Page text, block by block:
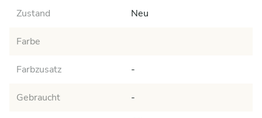
Zustand Neu
Farbe
Farbzusatz -
Gebraucht -